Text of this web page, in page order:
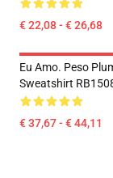
€ 22,08 - € 26,68
Eu Amo. Peso
Sweatshirt
€ 37,67 - € 44,11